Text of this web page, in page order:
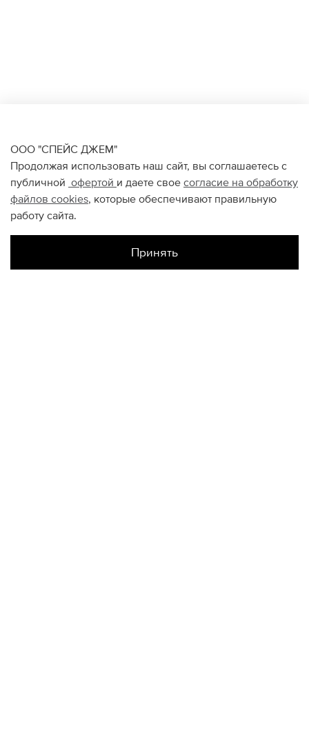
ООО "СПЕЙС ДЖЕМ"
Продолжая использовать наш сайт, вы соглашаетесь с
публичной офертой и даете свое согласие на обработку
файлов cookies, которые обеспечивают правильную
работу сайта.
Принять